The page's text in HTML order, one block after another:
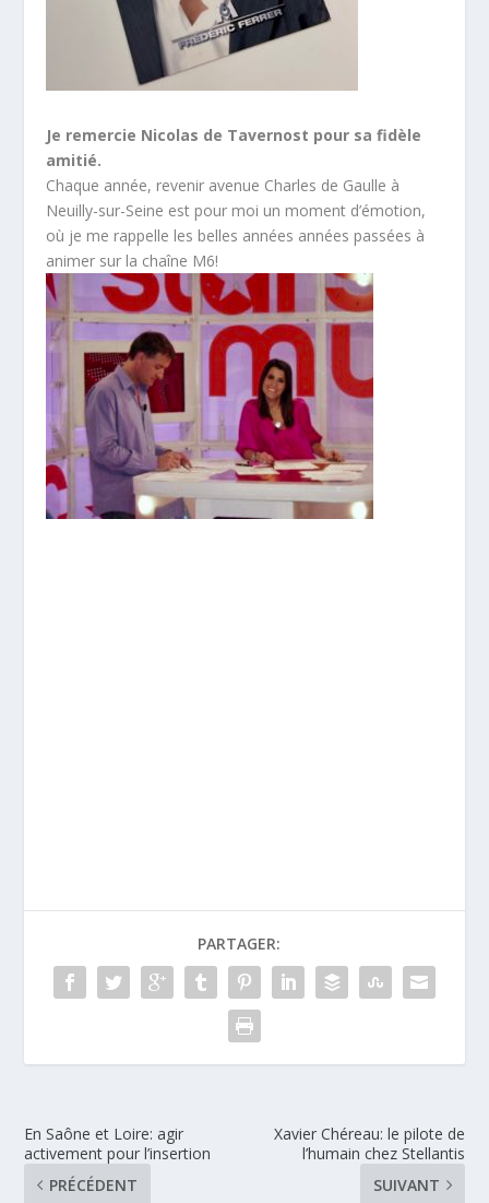
Je remercie Nicolas de Tavernost pour sa fidèle
amitié.
Chaque année, revenir avenue Charles de Gaulle à
Neuilly-sur-Seine est pour moi un moment d’émotion,
où je me rappelle les belles années années passées à
animer sur la chaîne M6!
PARTAGER:
En Saône et Loire: agir
activement pour l’insertion
PRÉCÉDENT
Xavier Chéreau: le pilote de
l’humain chez Stellantis
SUIVANT